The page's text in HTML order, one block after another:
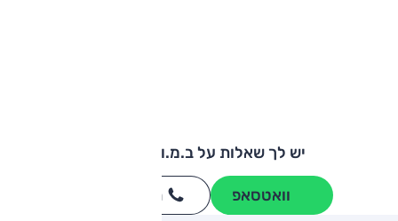
יש לך שאלות על ב.מ.וו סדרה 5?
וואטסאפ חייגו